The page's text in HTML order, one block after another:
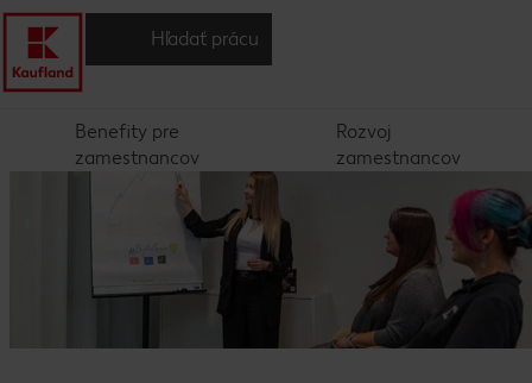
Hľadať prácu
Benefity pre
zamestnancov
Rozvoj
zamestnancov